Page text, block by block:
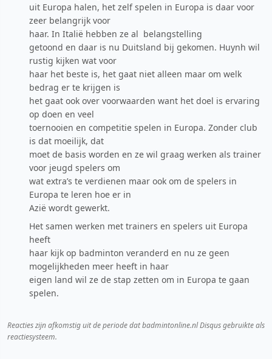
uit Europa halen, het zelf spelen in Europa is daar voor
zeer belangrijk voor
haar. In Italië hebben ze al belangstelling
getoond en daar is nu Duitsland bij gekomen. Huynh wil
rustig kijken wat voor
haar het beste is, het gaat niet alleen maar om welk
bedrag er te krijgen is
het gaat ook over voorwaarden want het doel is ervaring
op doen en veel
toernooien en competitie spelen in Europa. Zonder club
is dat moeilijk, dat
moet de basis worden en ze wil graag werken als trainer
voor jeugd spelers om
wat extra’s te verdienen maar ook om de spelers in
Europa te leren hoe er in
Azië wordt gewerkt.
Het samen werken met trainers en spelers uit Europa
heeft
haar kijk op badminton veranderd en nu ze geen
mogelijkheden meer heeft in haar
eigen land wil ze de stap zetten om in Europa te gaan
spelen.
Reacties zijn afkomstig uit de periode dat badmintonline.nl Disqus gebruikte als
reactiesysteem.